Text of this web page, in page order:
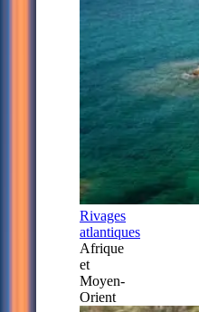
Rivages
atlantiques
Afrique
et
Moyen-
Orient